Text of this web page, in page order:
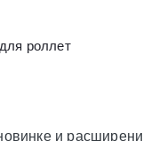
роллет
и